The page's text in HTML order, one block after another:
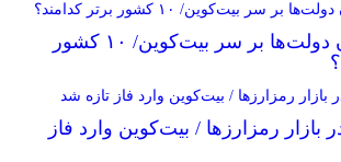
رقابت پنهان دولت‌ها بر سر بیت‌کوین/ ۱۰ کشور
بازار رمزارزها / بیت‌کوین وارد فاز